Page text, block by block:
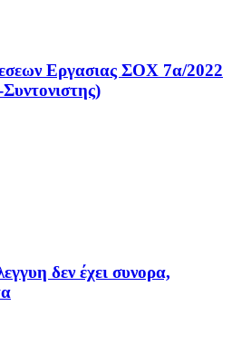
Εργασιας ΣΟΧ 7α/2022
δεν έχει συνορα,